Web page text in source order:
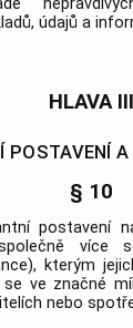
údajů a
HLAVA III
POSTAVENÍ
§ 10
postavení
více
kterým
ve značné
nebo